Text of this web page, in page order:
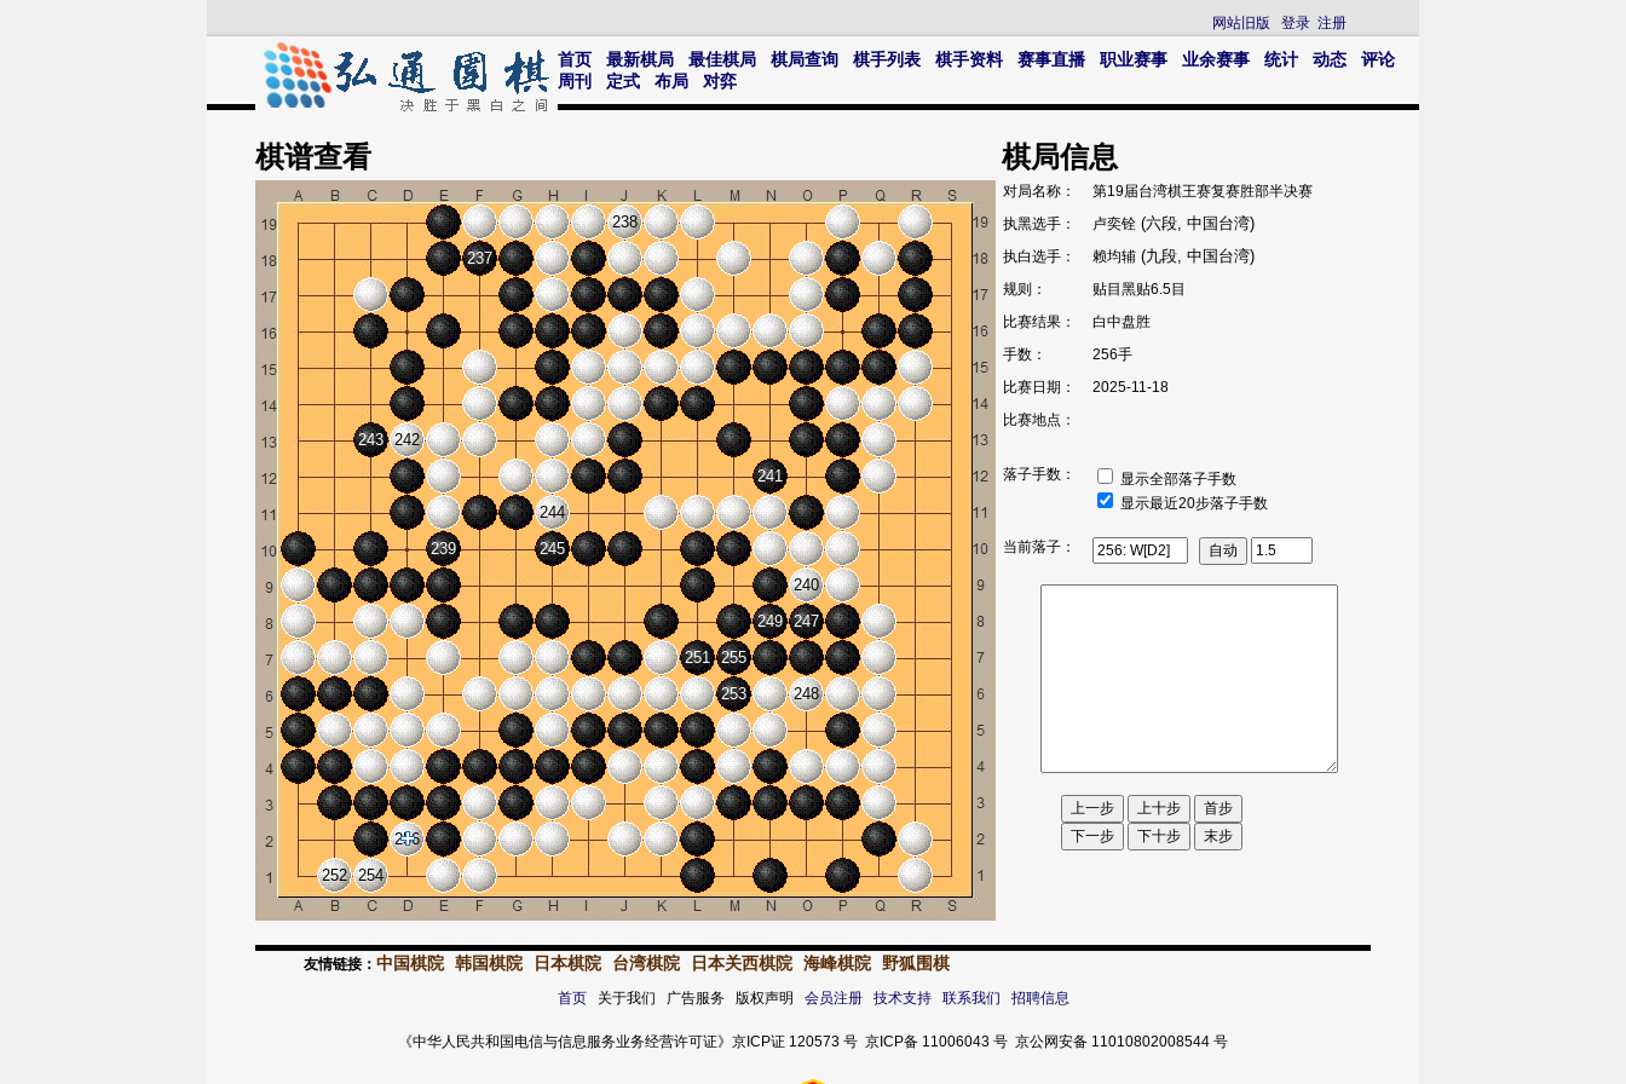
网站旧版 登录 注册
首页 最新棋局 最佳棋局 棋局查询 棋手列表 棋手资料 赛事直播 职业赛事 业余赛事 统计 动态
评论
周刊
定式 布局 对弈
棋谱查看
237
238
239
240
241
242
243
244
245
247
248
249
251
252
253
254
255
256
棋局信息
对局名称：
第19届台湾棋王赛复赛胜部半决赛
执黑选手：
卢奕铨 (六段, 中国台湾)
执白选手： 赖均辅 (九段, 中国台湾)
规则：
贴目黑贴6.5目
比赛结果：
白中盘胜
手数：
256手
比赛日期：
2025-11-18
比赛地点：
落子手数：
显示全部落子手数
显示最近20步落子手数
当前落子：
友情链接： 中国棋院 韩国棋院 日本棋院 台湾棋院 日本关西棋院 海峰棋院 野狐围棋
首页关于我们 广告服务 版权声明 会员注册 技术支持 联系我们 招聘信息
《中华人民共和国电信与信息服务业务经营许可证》京ICP证 120573 号 京ICP备 11006043 号 京公网安备 11010802008544 号